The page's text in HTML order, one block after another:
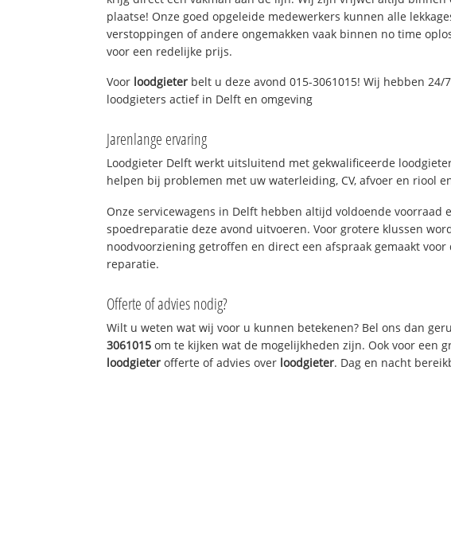
plaatse! Onze goed opgeleide medewerkers kunnen alle
verstoppingen of andere ongemakken vaak binnen no time
voor een redelijke prijs.
Voor loodgieter belt u deze avond 015-3061015! Wij hebben 24/
loodgieters actief in Delft en omgeving
Jarenlange ervaring
Loodgieter Delft werkt uitsluitend met gekwalificeerde
helpen bij problemen met uw waterleiding, CV, afvoer en riool
Onze servicewagens in Delft hebben altijd voldoende voorraad
spoedreparatie deze avond uitvoeren. Voor grotere klussen
noodvoorziening getroffen en direct een afspraak gemaakt voor
reparatie.
Offerte of advies nodig?
Wilt u weten wat wij voor u kunnen betekenen? Bel ons dan
3061015 om te kijken wat de mogelijkheden zijn. Ook voor een
loodgieter offerte of advies over loodgieter. Dag en nacht